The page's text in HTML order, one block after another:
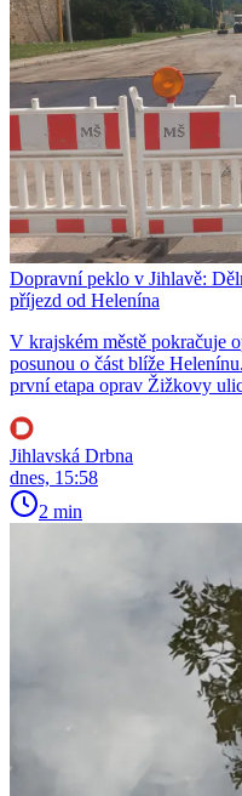
Dopravní peklo v Jihlavě:
příjezd od Helenína
V krajském městě pokračuje
posunou o část blíže
první etapa oprav Žižkovy
Jihlavská Drbna
dnes, 15:58
2 min